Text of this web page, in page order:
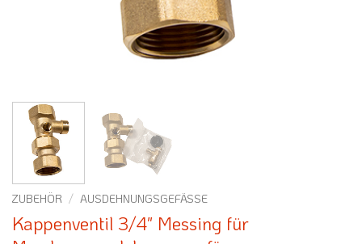
ZUBEHÖR / AUSDEHNUNGSGEFÄSSE
Kappenventil 3/4″ Messing für